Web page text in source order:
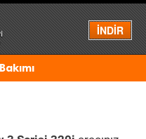
İNDİR
Menü